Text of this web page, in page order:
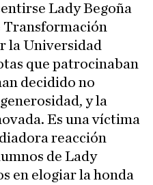
Lady Begoña
Transformación
la Universidad
que patrocinaban
decidido no
y la
Es una víctima
reacción
de Lady
en elogiar la honda